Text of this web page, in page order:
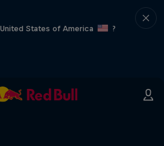
States of America
?